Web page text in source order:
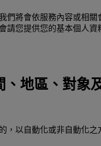
們將會依服務內容或相
請您提供您的基本個人
、地區、對象
，以自動化或非自動化